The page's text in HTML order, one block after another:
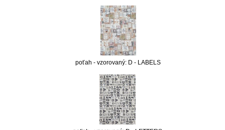
poťah - vzorovaný: D - LABELS